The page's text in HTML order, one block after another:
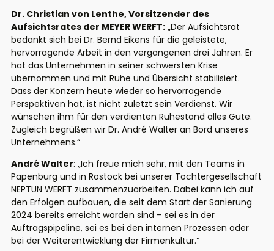
Dr. Christian von Lenthe, Vorsitzender des
Aufsichtsrates der MEYER WERFT: „Der Aufsichtsrat
bedankt sich bei Dr. Bernd Eikens für die geleistete,
hervorragende Arbeit in den vergangenen drei Jahren. Er
hat das Unternehmen in seiner schwersten Krise
übernommen und mit Ruhe und Übersicht stabilisiert.
Dass der Konzern heute wieder so hervorragende
Perspektiven hat, ist nicht zuletzt sein Verdienst. Wir
wünschen ihm für den verdienten Ruhestand alles Gute.
Zugleich begrüßen wir Dr. André Walter an Bord unseres
Unternehmens.“
André Walter: „Ich freue mich sehr, mit den Teams in
Papenburg und in Rostock bei unserer Tochtergesellschaft
NEPTUN WERFT zusammenzuarbeiten. Dabei kann ich auf
den Erfolgen aufbauen, die seit dem Start der Sanierung
2024 bereits erreicht worden sind – sei es in der
Auftragspipeline, sei es bei den internen Prozessen oder
bei der Weiterentwicklung der Firmenkultur.“